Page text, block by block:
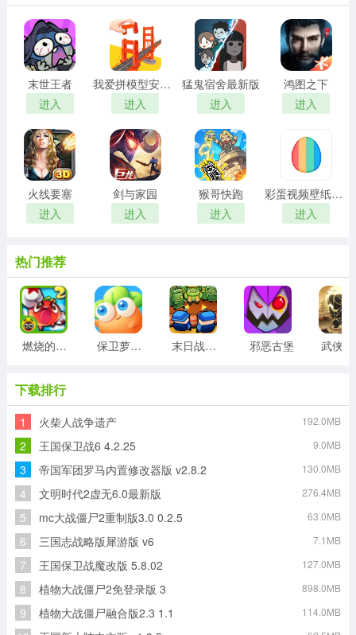
末世王者
进入
我爱拼模型安卓版
进入
猛鬼宿舍最新版
进入
鸿图之下
进入
火线要塞
进入
剑与家园
进入
猴哥快跑
进入
彩蛋视频壁纸手机版
进入
热门推荐
燃烧的蔬菜2正版 保卫萝卜3最新版 末日战线最新版 邪恶古堡
下载排行
1 火柴人战争遗产 192.0MB
2 王国保卫战6 4.2.25 9.0MB
3 帝国军团罗马内置修改器版 v2.8.2 130.0MB
4 文明时代2虚无6.0最新版 276.4MB
5 mc大战僵尸2重制版3.0 0.2.5 63.0MB
6 三国志战略版犀游版 v6 7.1MB
7 王国保卫战魔改版 5.8.02 127.0MB
8 植物大战僵尸2免登录版 3 898.0MB
9 植物大战僵尸融合版2.3 1.1 114.0MB